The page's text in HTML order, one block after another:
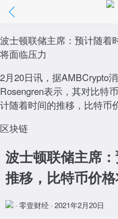
波士顿联储主席：预计随着
将面临压力
2月20日讯，据AMBCrypto
Rosengren表示，其对比特
计随着时间的推移，比特币
区块链
波士顿联储主席
推移，比特币价
· 零壹财经 · 2021年2月20日
波士顿联储主席：预
特币价格将面临压力
//m.01caijing.com/article/275037.htm
点击